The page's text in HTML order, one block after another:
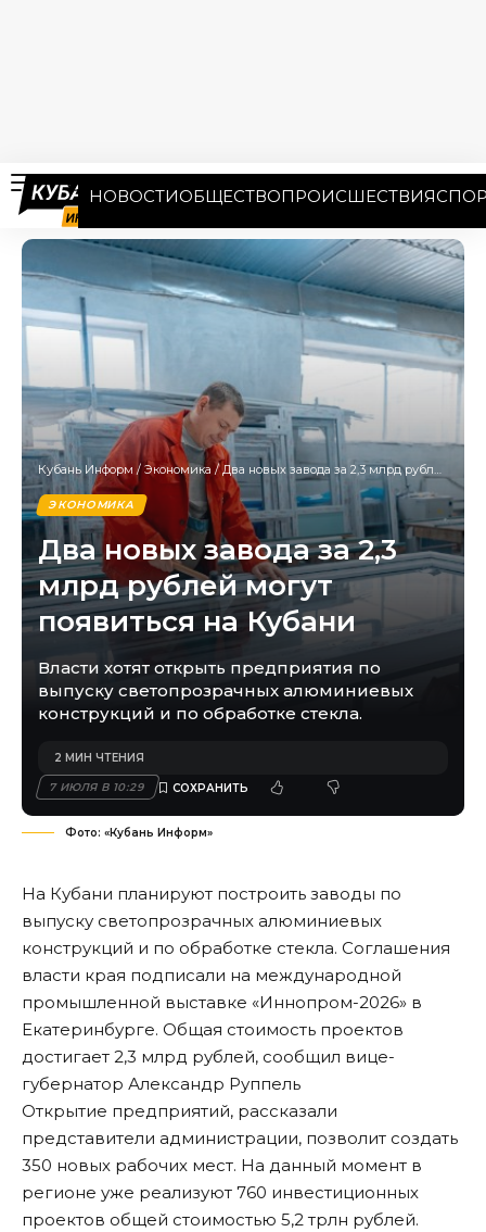
НОВОСТИОБЩЕСТВОПРОИСШЕСТВИЯ
Кубань Информ / Экономика /Два новых завода за 2,3 млрд рублей могут появиться на Кубани
ЭКОНОМИКА
Два новых завода за 2,3
млрд рублей могут
появиться на Кубани
Власти хотят открыть предприятия по
выпуску светопрозрачных алюминиевых
конструкций и по обработке стекла.
7 ИЮЛЯ В 10:29
2 МИН ЧТЕНИЯ
Фото: «Кубань Информ»
На Кубани планируют построить заводы по
выпуску светопрозрачных алюминиевых
конструкций и по обработке стекла. Соглашения
власти края подписали на международной
промышленной выставке «Иннопром-2026» в
Екатеринбурге. Общая стоимость проектов
достигает 2,3 млрд рублей, сообщил вице-
губернатор Александр Руппель
Открытие предприятий, рассказали
представители администрации, позволит создать
350 новых рабочих мест. На данный момент в
регионе уже реализуют 760 инвестиционных
проектов общей стоимостью 5,2 трлн рублей.